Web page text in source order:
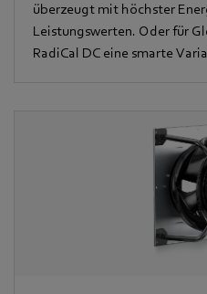
überzeugt mit höchster
Leistungswerten. Oder für
RadiCal DC eine smarte